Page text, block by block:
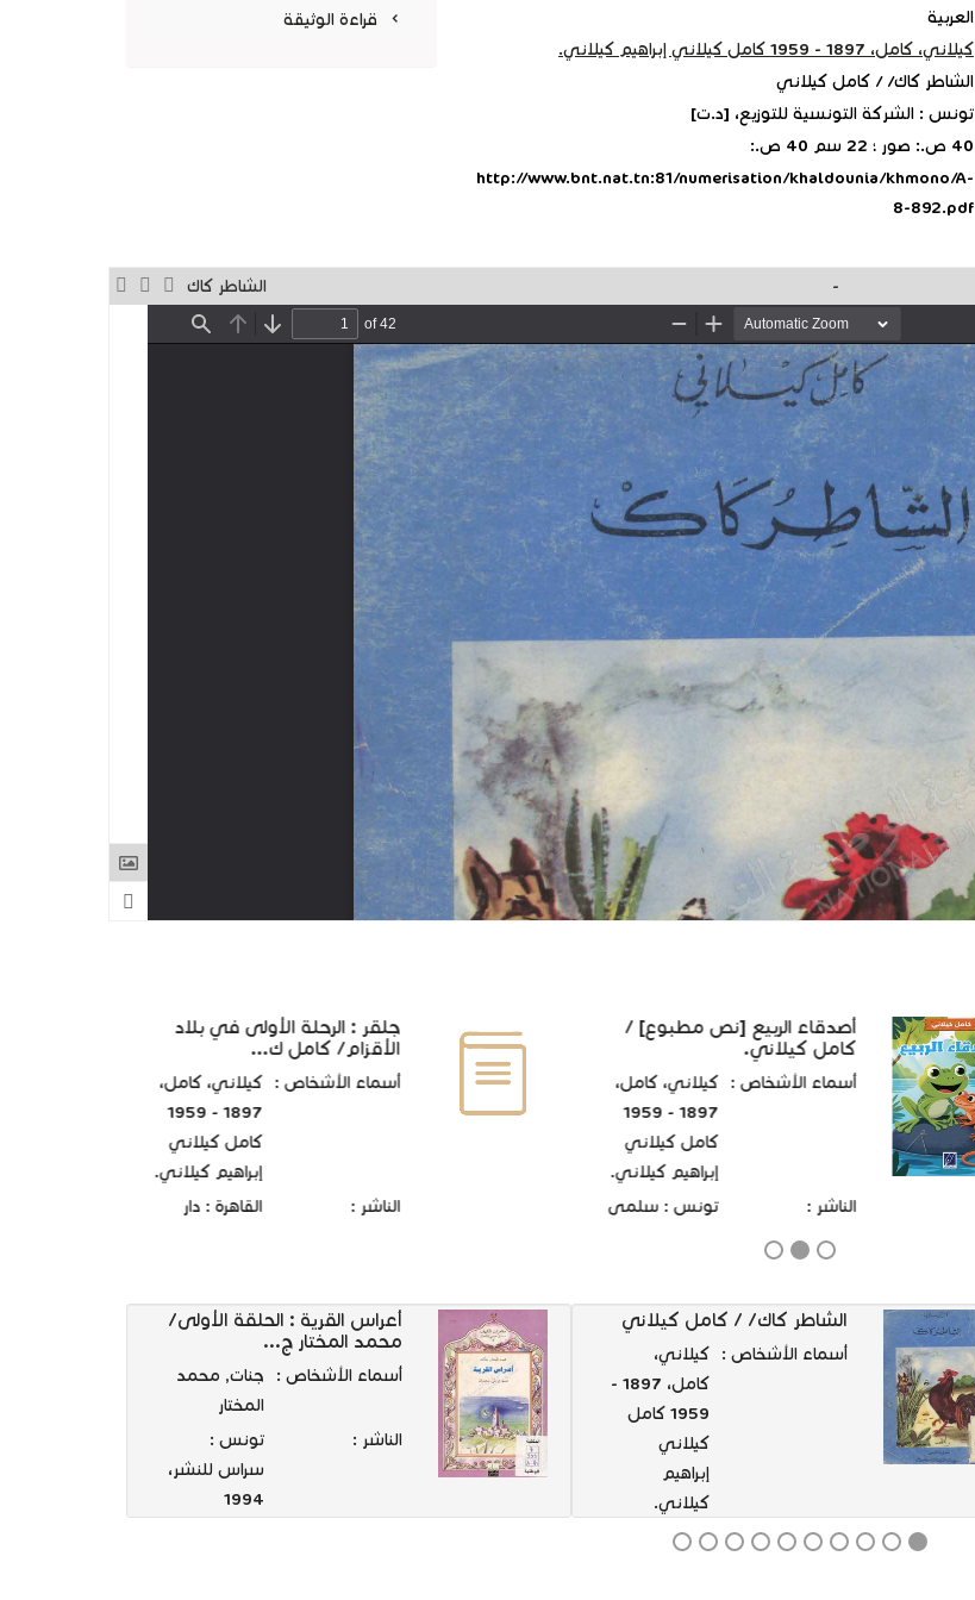
العربية
كيلاني، كامل، 1897 - 1959 كامل كيلاني إبراهيم كيلاني.
الشاطر كاك/ / كامل كيلاني
تونس : الشركة التونسية للتوزيع، [د.ت]
40 ص.: صور ؛ 22 سم 40 ص.:
http://www.bnt.nat.tn:81/numerisation/khaldounia/khmono/A-
8-892.pdf
قراءة الوثيقة
- الشاطر كاك
أصدقاء الربيع [نص مطبوع] /
كامل كيلاني.
أسماء الأشخاص :
كيلاني، كامل،
1897 - 1959
كامل كيلاني
إبراهيم كيلاني.
الناشر :
تونس : سلمى
لطباعة وإشهار
الكتاب).
جلقر : الرحلة الأولى في بلاد
الأقزام/ كامل ك...
أسماء الأشخاص :
كيلاني، كامل،
1897 - 1959
كامل كيلاني
إبراهيم كيلاني.
الناشر :
القاهرة : دار
أعراس القرية : الحلقة الأولى/
محمد المختار ج...
أسماء الأشخاص :
جنات, محمد
المختار
الناشر :
تونس :
سراس للنشر،
1994
الشاطر كاك/ / كامل كيلاني
أسماء الأشخاص :
كيلاني،
كامل، 1897 -
1959 كامل
كيلاني
إبراهيم
كيلاني.
الناشر :
تونس :